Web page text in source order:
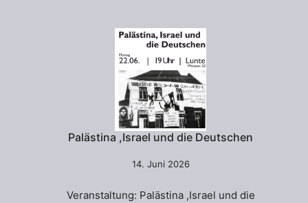
Palästina ,Israel und die Deutschen
14. Juni 2026
Veranstaltung: Palästina ,Israel und die